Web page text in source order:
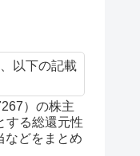
以下の記載
）の株主
する総還元性
などをまとめ